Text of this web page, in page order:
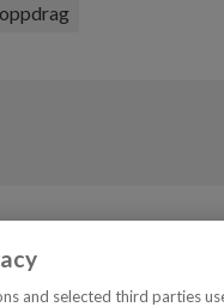
VVS Fagmann
Om oss
and selected third parties